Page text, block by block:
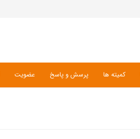
کمیته ها پرسش و پاسخ عضویت